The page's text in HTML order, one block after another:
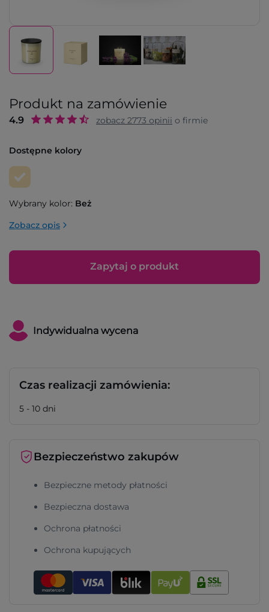
Produkt na zamówienie
4.9 zobacz 2773 opinii o firmie
Dostępne kolory
Wybrany kolor: Beż
Zobacz opis
Zapytaj o produkt
Indywidualna wycena
Czas realizacji zamówienia:
5 - 10 dni
Bezpieczeństwo zakupów
Bezpieczne metody płatności
Bezpieczna dostawa
Ochrona płatności
Ochrona kupujących